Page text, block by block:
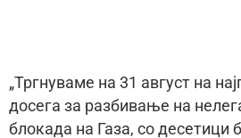
„Тргнуваме на 31 август на
досега за разбивање на
блокада на Газа, со десетици